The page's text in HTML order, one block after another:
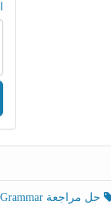
حل مراجعة Grammar اللغة الإنجليزية الصف الخامس الفصل الثالث